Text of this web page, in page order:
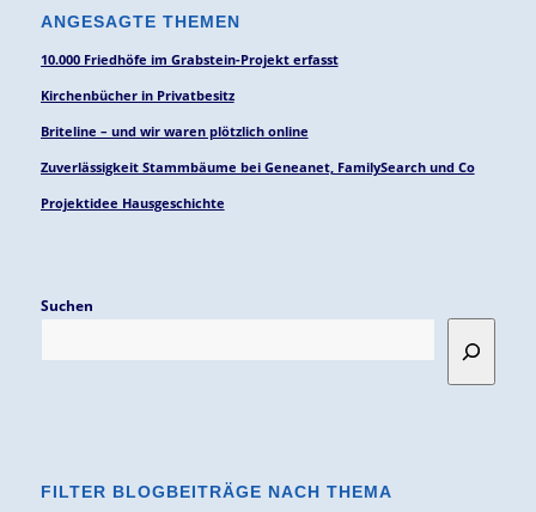
ANGESAGTE THEMEN
10.000 Friedhöfe im Grabstein-Projekt erfasst
Kirchenbücher in Privatbesitz
Briteline – und wir waren plötzlich online
Zuverlässigkeit Stammbäume bei Geneanet, FamilySearch und Co
Projektidee Hausgeschichte
Suchen
FILTER BLOGBEITRÄGE NACH THEMA